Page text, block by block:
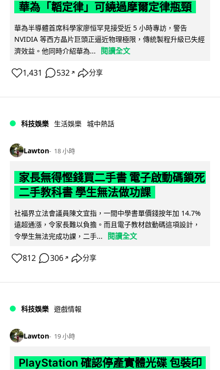
華為「韜定律」可繞過摩爾定律瓶頸
華為半導體首席科學家廖恒罕見接受近 5 小時專訪，警告
NVIDIA 等西方晶片巨頭正逼近物理極限，傳統製程升級已失經
濟效益。他同時介紹華為...
閱讀全文
1,431 532 ↗ 分享
科技娛樂 生活娛樂 城中熱話
Lawton 18 小時
家長無得慳錢買二手書 電子啟動碼鎖死
二手教科書 學生無法做功課
社福界立法會議員陳文宜指，一間中學書單價錢按年加 14.7%
遠超通漲，令家長難以負擔。而且電子教材啟動碼這項設計，
令學生無法完成功課，二手...
閱讀全文
812 306 ↗ 分享
科技娛樂 遊戲情報
Lawton 19 小時
PlayStation 確認停產實體光碟 包裝印